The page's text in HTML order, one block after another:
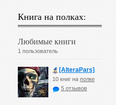
Книга на полках:
Любимые книги
1 пользователь
[AlteraPars]
10 книг на полке
5 отзывов